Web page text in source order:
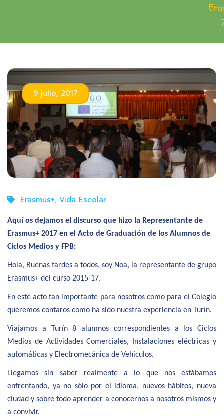
9 julio, 2017
Erasmus+, Vida Escolar
Aquí os dejamos el discurso que hizo la Representante de
Erasmus+ 2017 en el Acto de Graduación de los Alumnos de
Ciclos Medios y FPB:
Hola, Buenas tardes a todos, soy Noa, la representante de grupo
Erasmus+ del curso 2015-17.
En este acto tan importante para nosotros como para el Colegio
queremos contaros como ha sido nuestra experiencia en Turín.
Viajamos a Turín 8 alumnos correspondientes a los Ciclos
Medios de Actividades Comerciales, Instalaciones eléctricas y
automáticas y Electromecánica de Vehículos.
Llegamos sin saber realmente a lo que nos estábamos
enfrentando, ya no sólo por el idioma, nuevos hábitos, nueva
ciudad y sobre todo aprender a conocernos a nosotros mismos y
a convivir.